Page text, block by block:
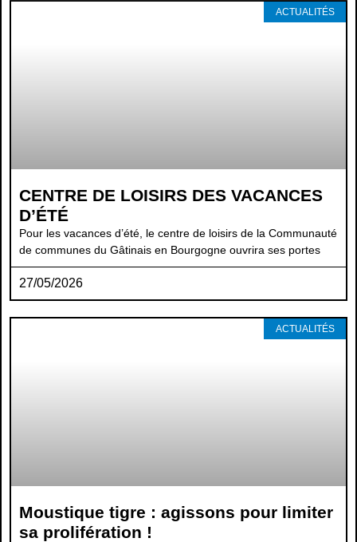
ACTUALITÉS
CENTRE DE LOISIRS DES VACANCES
D’ÉTÉ
Pour les vacances d’été, le centre de loisirs de la Communauté
de communes du Gâtinais en Bourgogne ouvrira ses portes
27/05/2026
ACTUALITÉS
Moustique tigre : agissons pour limiter
sa prolifération !